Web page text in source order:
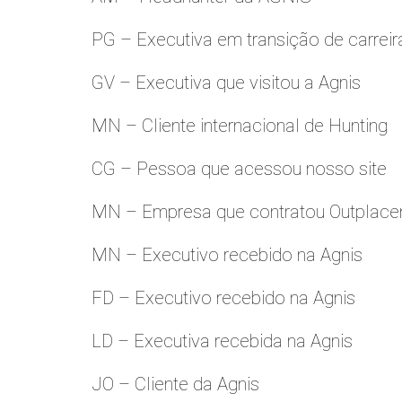
PG – Executiva em transição de
GV – Executiva que visitou a Agnis
MN – Cliente internacional de Hunting
CG – Pessoa que acessou nosso site
MN – Empresa que contratou
MN – Executivo recebido na Agnis
FD – Executivo recebido na Agnis
LD – Executiva recebida na Agnis
JO – Cliente da Agnis